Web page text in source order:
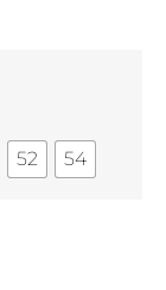
52 54